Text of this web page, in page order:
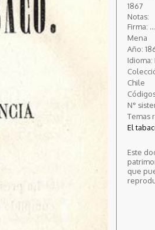
1867
Notas:
Firma:
Mena
Año:
Idioma:
Chile
N°
Temas
El
Este
que